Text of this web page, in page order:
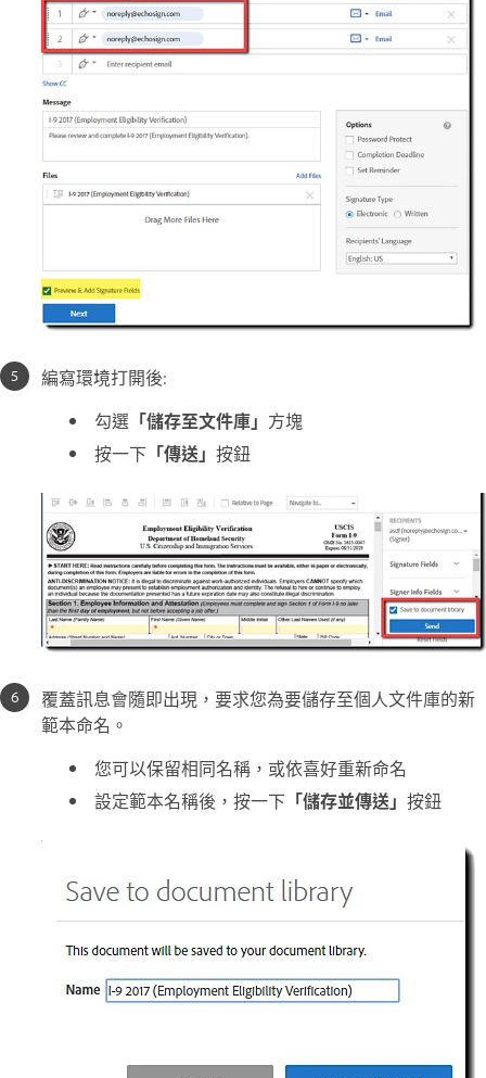
編寫環境打開後:
勾選 「儲存至文件庫」 方塊
按一下 「傳送」 按鈕
覆蓋訊息會隨即出現，要求您為要儲存至個人文件庫的新
範本命名。
您可以保留相同名稱，或依喜好重新命名
設定範本名稱後，按一下 「儲存並傳送」 按鈕